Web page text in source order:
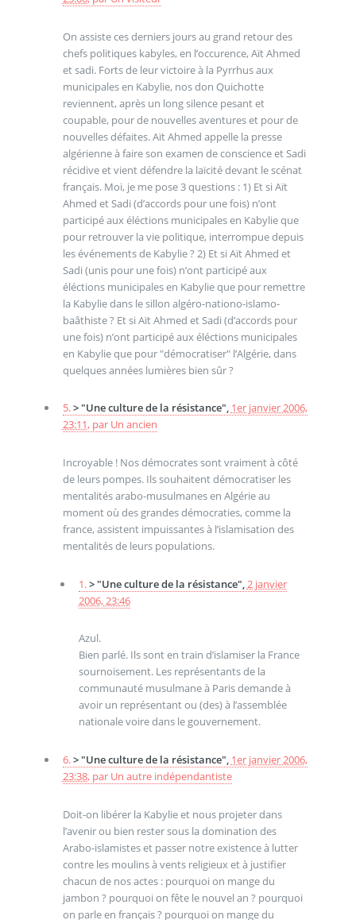
On assiste ces derniers jours au grand retour des
chefs politiques kabyles, en l’occurence, Aït Ahmed
et sadi. Forts de leur victoire à la Pyrrhus aux
municipales en Kabylie, nos don Quichotte
reviennent, après un long silence pesant et
coupable, pour de nouvelles aventures et pour de
nouvelles défaites. Aït Ahmed appelle la presse
algérienne à faire son examen de conscience et Sadi
récidive et vient défendre la laïcité devant le scénat
français. Moi, je me pose 3 questions : 1) Et si Aït
Ahmed et Sadi (d’accords pour une fois) n’ont
participé aux éléctions municipales en Kabylie que
pour retrouver la vie politique, interrompue depuis
les événements de Kabylie ? 2) Et si Aït Ahmed et
Sadi (unis pour une fois) n’ont participé aux
éléctions municipales en Kabylie que pour remettre
la Kabylie dans le sillon algéro-nationo-islamo-
baâthiste ? Et si Aït Ahmed et Sadi (d’accords pour
une fois) n’ont participé aux éléctions municipales
en Kabylie que pour "démocratiser" l’Algérie, dans
quelques années lumières bien sûr ?
5.> "Une culture de la résistance", 1er janvier 2006,
23:11, par Un ancien
Incroyable ! Nos démocrates sont vraiment à côté
de leurs pompes. Ils souhaitent démocratiser les
mentalités arabo-musulmanes en Algérie au
moment où des grandes démocraties, comme la
france, assistent impuissantes à l’islamisation des
mentalités de leurs populations.
1.> "Une culture de la résistance",2 janvier
2006, 23:46
Azul.
Bien parlé. Ils sont en train d’islamiser la France
sournoisement. Les représentants de la
communauté musulmane à Paris demande à
avoir un représentant ou (des) à l’assemblée
nationale voire dans le gouvernement.
6.> "Une culture de la résistance", 1er janvier 2006,
23:38, par Un autre indépendantiste
Doit-on libérer la Kabylie et nous projeter dans
l’avenir ou bien rester sous la domination des
Arabo-islamistes et passer notre existence à lutter
contre les moulins à vents religieux et à justifier
chacun de nos actes : pourquoi on mange du
jambon ? pourquoi on fête le nouvel an ? pourquoi
on parle en français ? pourquoi on mange du